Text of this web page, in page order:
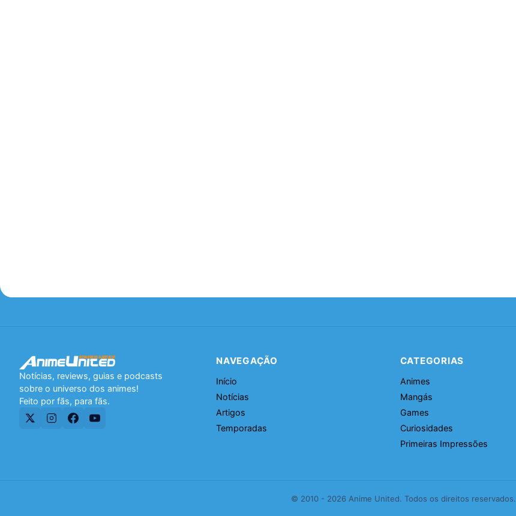
Notícias, reviews, guias e podcasts
sobre o universo dos animes!
Feito por fãs, para fãs.
NAVEGAÇÃO
Início
Notícias
Artigos
Temporadas
CATEGORIAS
Animes
Mangás
Games
Curiosidades
Primeiras Impressões
© 2010 - 2026 Anime United. Todos os direitos reservados.